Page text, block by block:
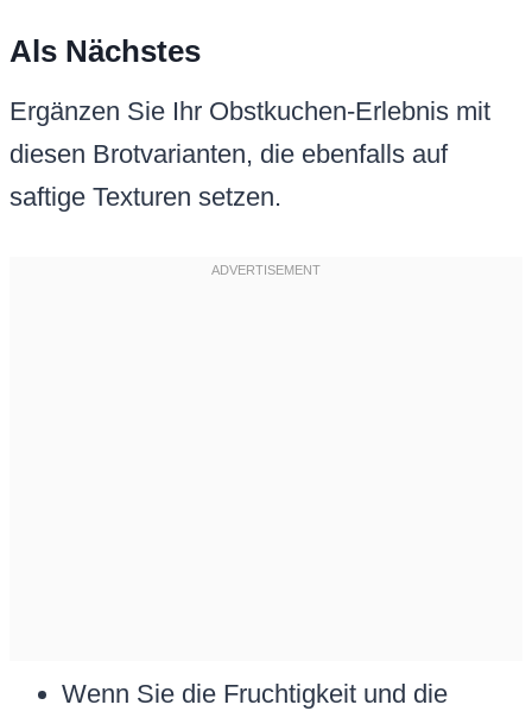
Als Nächstes
Ergänzen Sie Ihr Obstkuchen-Erlebnis mit
diesen Brotvarianten, die ebenfalls auf
saftige Texturen setzen.
Wenn Sie die Fruchtigkeit und die